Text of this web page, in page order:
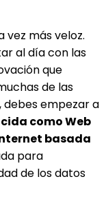
vez más veloz.
al día con las
que
de las
debes empezar a
como Web
basada
para
de los datos